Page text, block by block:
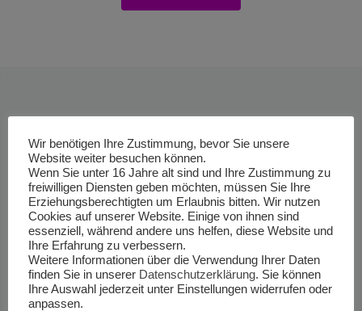
Wir benötigen Ihre Zustimmung, bevor Sie unsere
Website weiter besuchen können.
Wenn Sie unter 16 Jahre alt sind und Ihre Zustimmung zu
freiwilligen Diensten geben möchten, müssen Sie Ihre
Erziehungsberechtigten um Erlaubnis bitten. Wir nutzen
Cookies auf unserer Website. Einige von ihnen sind
essenziell, während andere uns helfen, diese Website und
Ihre Erfahrung zu verbessern.
Weitere Informationen über die Verwendung Ihrer Daten
finden Sie in unserer Datenschutzerklärung. Sie können
Ihre Auswahl jederzeit unter Einstellungen widerrufen oder
anpassen.